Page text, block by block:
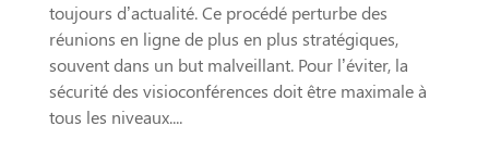
toujours d’actualité. Ce procédé perturbe des
réunions en ligne de plus en plus stratégiques,
souvent dans un but malveillant. Pour l’éviter, la
sécurité des visioconférences doit être maximale à
tous les niveaux....